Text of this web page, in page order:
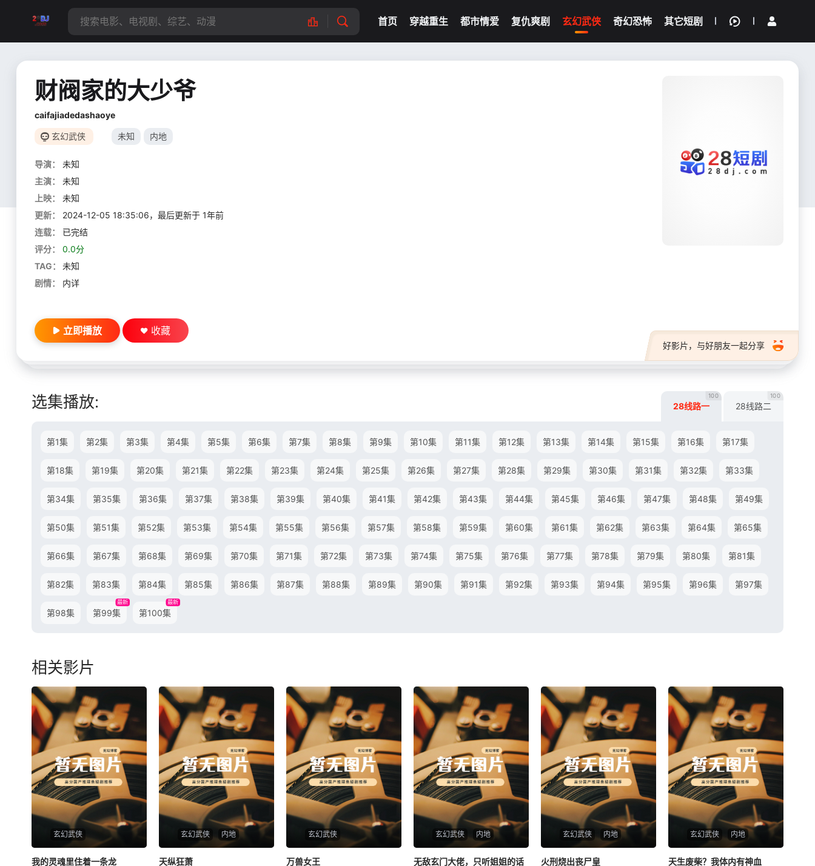
首页 穿越重生 都市情爱 复仇爽剧 玄幻武侠 奇幻恐怖 其它短剧
我的观影记录
财阀家的大少爷
caifajiadedashaoye
玄幻武侠 未知 内地
导演：
未知
主演：
未知
上映：
未知
更新：
2024-12-05 18:35:06，最后更新于 1年前
连载：
已完结
评分：
0.0分
TAG：
未知
剧情：
内详
好影片，与好朋友一起分享
立即播放 收藏
选集播放: 28线路一
100
28线路二
100
第1集 第2集 第3集 第4集 第5集 第6集 第7集 第8集 第9集 第10集 第11集 第12集 第13集 第14集 第15集 第16集 第17集
第18集 第19集 第20集 第21集 第22集 第23集 第24集 第25集 第26集 第27集 第28集 第29集 第30集 第31集 第32集 第33集
第34集 第35集 第36集 第37集 第38集 第39集 第40集 第41集 第42集 第43集 第44集 第45集 第46集 第47集 第48集 第49集
第50集 第51集 第52集 第53集 第54集 第55集 第56集 第57集 第58集 第59集 第60集 第61集 第62集 第63集 第64集 第65集
第66集 第67集 第68集 第69集 第70集 第71集 第72集 第73集 第74集 第75集 第76集 第77集 第78集 第79集 第80集 第81集
第82集 第83集 第84集 第85集 第86集 第87集 第88集 第89集 第90集 第91集 第92集 第93集 第94集 第95集 第96集 第97集
第98集 第99集
最新
第100集
最新
相关影片
玄幻武侠
我的灵魂里住着一条龙
我的灵魂里住着一条龙
玄幻武侠 内地
天纵狂萧
天纵狂萧
玄幻武侠
万兽女王
万兽女王
玄幻武侠 内地
无敌玄门大佬，只听姐姐的话
无敌玄门大佬，只听姐姐的话
玄幻武侠 内地
火刑烧出丧尸皇
火刑烧出丧尸皇
玄幻武侠 内地
天生废柴？我体内有神血